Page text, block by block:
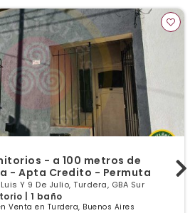
- a 100 metros de
- Apta Credito - Permuta
Y 9 De Julio, Turdera, GBA Sur
| 1 baño
Venta en Turdera, Buenos Aires